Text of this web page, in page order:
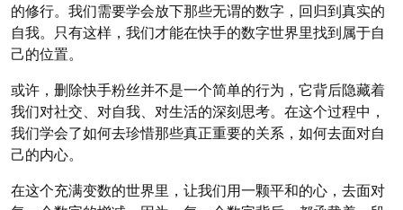
的修行。我们需要学会放下那些无谓的数字，回归到真实的
自我。只有这样，我们才能在快手的数字世界里找到属于自
己的位置。
或许，删除快手粉丝并不是一个简单的行为，它背后隐藏着
我们对社交、对自我、对生活的深刻思考。在这个过程中，
我们学会了如何去珍惜那些真正重要的关系，如何去面对自
己的内心。
在这个充满变数的世界里，让我们用一颗平和的心，去面对